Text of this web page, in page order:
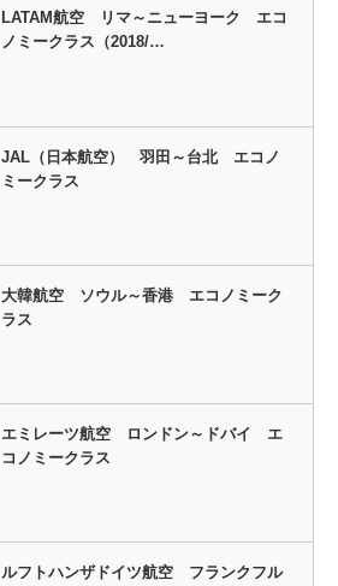
LATAM航空 リマ～ニューヨーク エコ
ノミークラス（2018/…
JAL（日本航空） 羽田～台北 エコノ
ミークラス
大韓航空 ソウル～香港 エコノミーク
ラス
エミレーツ航空 ロンドン～ドバイ エ
コノミークラス
ルフトハンザドイツ航空 フランクフル